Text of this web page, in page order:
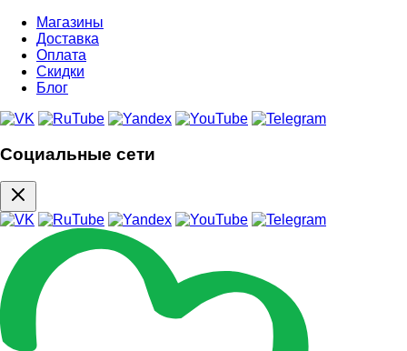
Магазины
Доставка
Оплата
Скидки
Блог
Социальные сети